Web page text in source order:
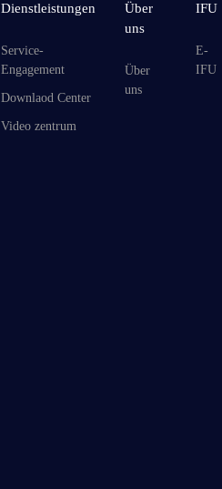
Dienstleistungen
Service-
Engagement
Downlaod Center
Video zentrum
Über
uns
Über
uns
IFU
E-
IFU